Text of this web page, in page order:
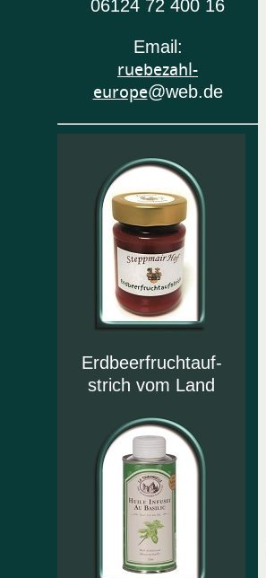
06124 72 400 16
Email:
ruebezahl-
europe@web.de
Erdbeerfruchtauf-
strich vom Land